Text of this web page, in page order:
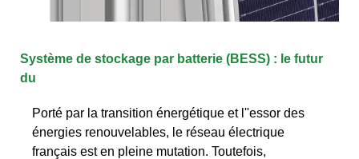
Système de stockage par batterie (BESS) : le futur
du
Porté par la transition énergétique et l''essor des
énergies renouvelables, le réseau électrique
français est en pleine mutation. Toutefois,